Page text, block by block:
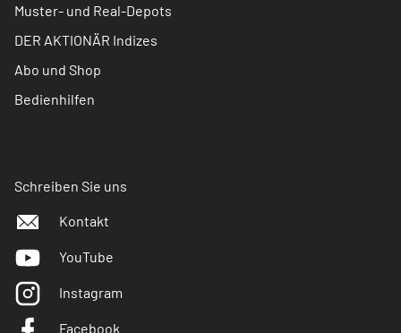
Muster- und Real-Depots
DER AKTIONÄR Indizes
Abo und Shop
Bedienhilfen
Schreiben Sie uns
Kontakt
YouTube
Instagram
Facebook